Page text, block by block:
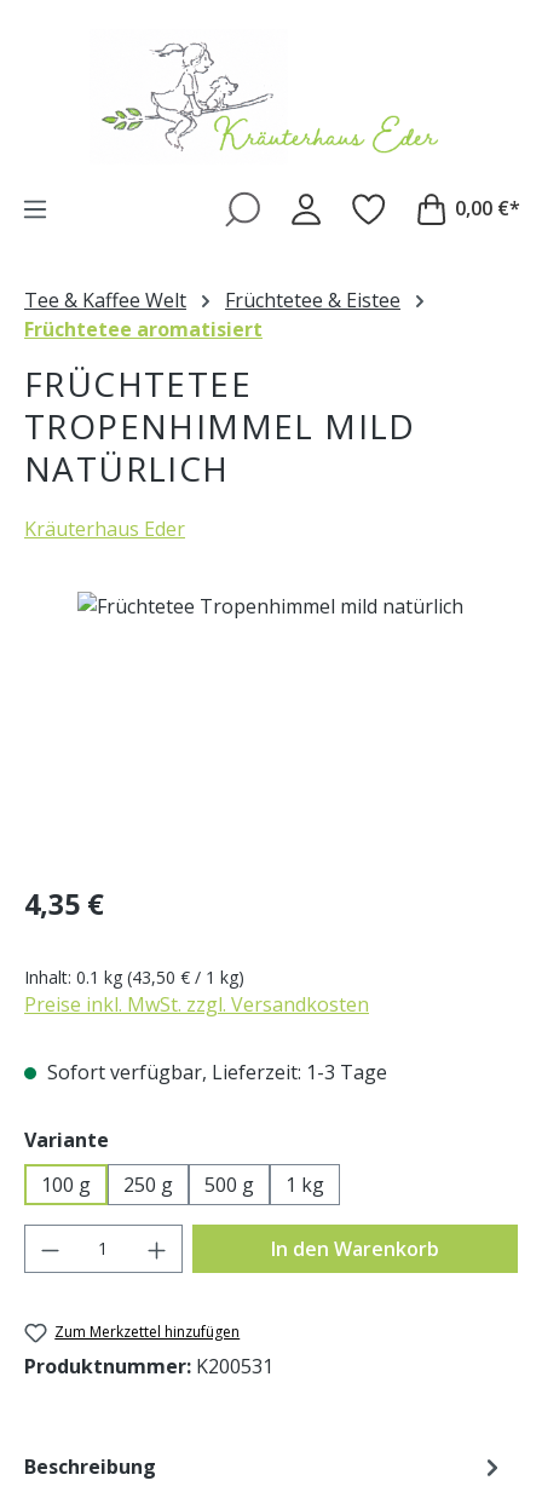
0,00 €*
Tee & Kaffee Welt
Früchtetee & Eistee
Früchtetee aromatisiert
FRÜCHTETEE
TROPENHIMMEL MILD
NATÜRLICH
Kräuterhaus Eder
Bildergalerie überspringen
Regulärer Preis:
4,35 €
Inhalt: 0.1 kg (43,50 € / 1 kg)
Preise inkl. MwSt. zzgl. Versandkosten
Sofort verfügbar, Lieferzeit: 1-3 Tage
Variante
100 g
250 g 500 g 1 kg
Produkt Anzahl: Gib den gewünschten
In den Warenkorb
Zum Merkzettel hinzufügen
Produktnummer: K200531
Beschreibung